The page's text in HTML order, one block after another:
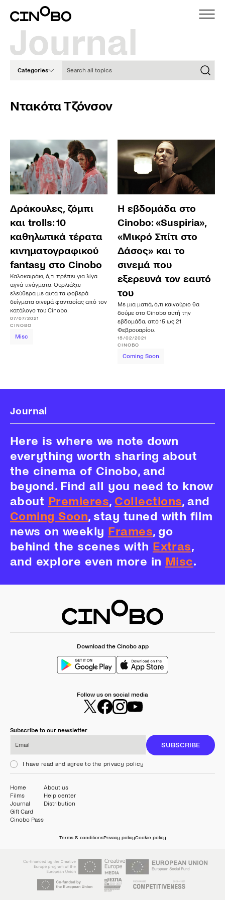
Categories
Ντακότα Τζόνσον
Δράκουλες, ζόμπι
και trolls: 10
καθηλωτικά τέρατα
κινηματογραφικού
fantasy στο Cinobo
Καλοκαιράκι, ό,τι πρέπει για λίγα
αγνά τινάγματα. Ουρλιάξτε
ελεύθερα με αυτά τα φοβερά
δείγματα σινεμά φαντασίας από τον
κατάλογο του Cinobo.
07/07/2021
CINOBO
Misc
Η εβδομάδα στο
Cinobo: «Suspiria»,
«Μικρό Σπίτι στο
Δάσος» και το
σινεμά που
εξερευνά τον εαυτό
του
Με μια ματιά, ό,τι καινούριο θα
δούμε στο Cinobo αυτή την
εβδομάδα, από 15 ως 21
Φεβρουαρίου.
15/02/2021
CINOBO
Coming Soon
Journal
Here is where we note down
everything worth sharing about
the cinema of Cinobo, and
beyond. Find all you need to know
about Premieres, Collections, and
Coming Soon, stay tuned with film
news on weekly Frames, go
behind the scenes with Extras,
and explore even more in Misc.
Download the Cinobo app
Follow us on social media
Subscribe to our newsletter
SUBSCRIBE
I have read and agree to the privacy policy
Home
Films
Journal
Gift Card
Cinobo Pass
About us
Help center
Distribution
Terms & conditionsPrivacy policyCookie policy